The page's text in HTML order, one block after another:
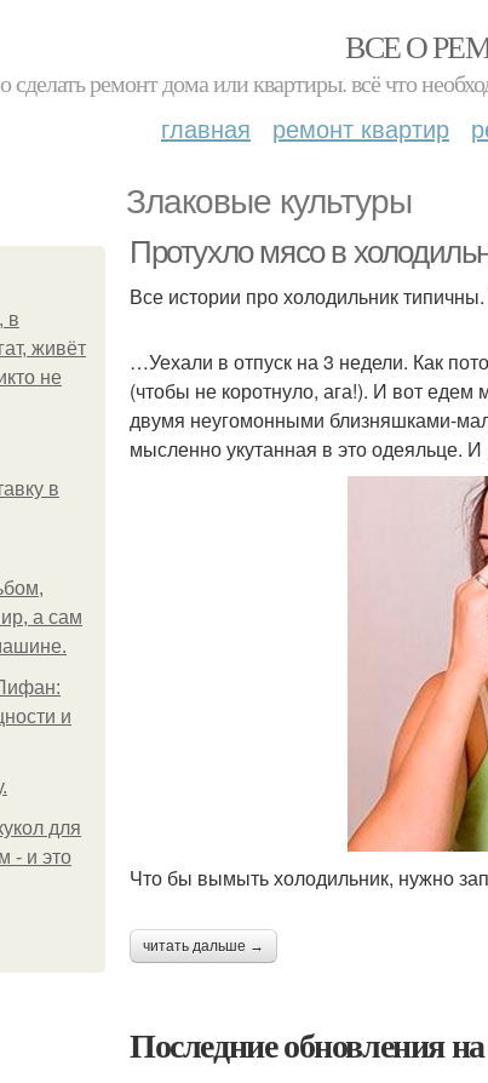
ВСЕ О
сделать ремонт дома или квартиры. всё что
главная ремонт квартир
Злаковые культуры
в
живёт
не
в
а сам
и
для
- и это
Протухло мясо в
Все истории про холодильник
…Уехали в отпуск на 3 недели. Как
(чтобы не коротнуло, ага!). И вот
двумя неугомонными близняшками-
мысленно укутанная в это одеяльце.
Что бы вымыть холодильник, нужно
читать дальше →
Последние обновления